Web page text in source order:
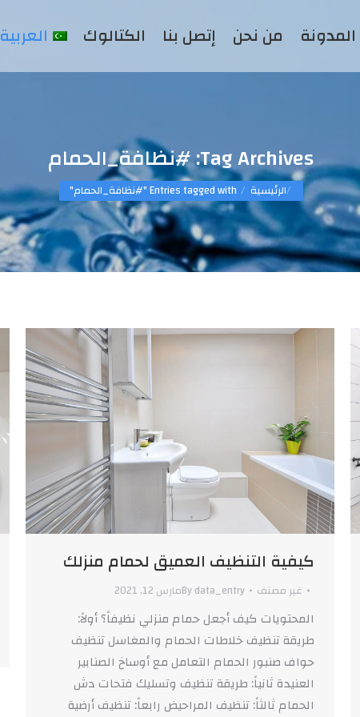
المدونة من نحن إتصل بنا الكتالوك العربية
Tag Archives: #نظافة_الحمام
You are here:
الرئيسية Entries tagged with "#نظافة_الحمام"
كيفية التنظيف العميق لحمام منزلك
غير مصنف Bydata_entry مارس 12, 2021
المحتويات كيف أجعل حمام منزلي نظيفاً؟ أولاً:
طريقة تنظيف خلاطات الحمام والمغاسل تنظيف
حواف صنبور الحمام التعامل مع أوساخ الصنابير
العنيدة ثانياً: طريقة تنظيف وتسليك فتحات دش
الحمام ثالثاً: تنظيف المراحيض رابعاً: تنظيف أرضية